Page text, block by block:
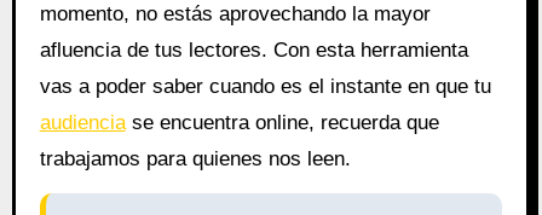
momento, no estás aprovechando la mayor
afluencia de tus lectores. Con esta herramienta
vas a poder saber cuando es el instante en que tu
audienciase encuentra online, recuerda que
trabajamos para quienes nos leen.